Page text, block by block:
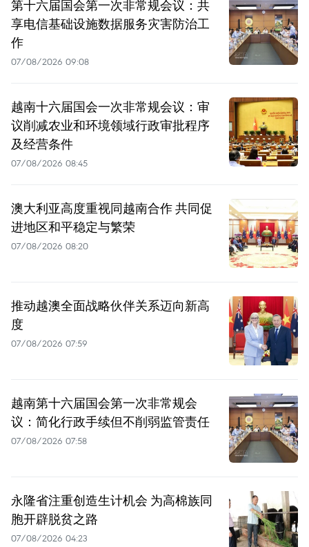
第十六届国会第一次非常规会议：共
享电信基础设施数据服务灾害防治工
作
07/08/2026 09:08
越南十六届国会一次非常规会议：审
议削减农业和环境领域行政审批程序
及经营条件
07/08/2026 08:45
澳大利亚高度重视同越南合作 共同促
进地区和平稳定与繁荣
07/08/2026 08:20
推动越澳全面战略伙伴关系迈向新高
度
07/08/2026 07:59
越南第十六届国会第一次非常规会
议：简化行政手续但不削弱监管责任
07/08/2026 07:58
永隆省注重创造生计机会 为高棉族同
胞开辟脱贫之路
07/08/2026 04:23